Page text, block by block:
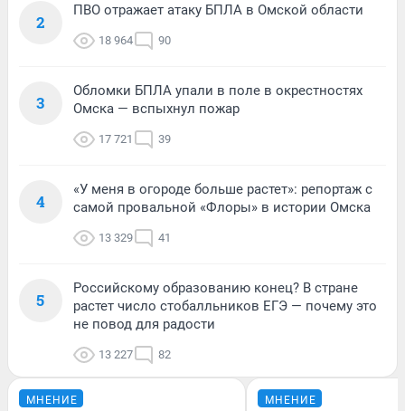
2
ПВО отражает атаку БПЛА в Омской области
18 964 90
3
Обломки БПЛА упали в поле в окрестностях
Омска — вспыхнул пожар
17 721 39
4
«У меня в огороде больше растет»: репортаж с
самой провальной «Флоры» в истории Омска
13 329 41
5
Российскому образованию конец? В стране
растет число стобалльников ЕГЭ — почему это
не повод для радости
13 227 82
МНЕНИЕ МНЕНИЕ